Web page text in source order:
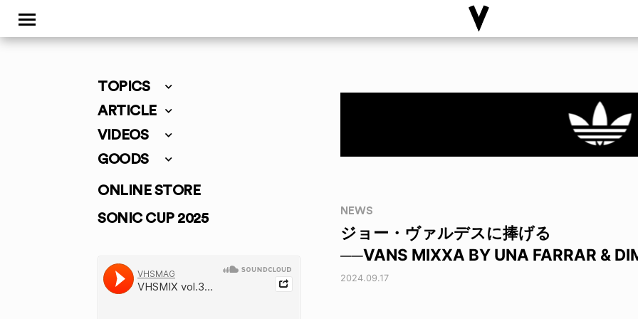
TOPICS
ARTICLE
VIDEOS
GOODS
ONLINE STORE
SONIC CUP 2025
NEWS
ジョー・ヴァルデスに捧げる
──VANS MIXXA BY UNA FARRAR &
2024.09.17